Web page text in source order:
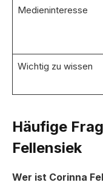
Medieninteresse
Wichtig zu wissen
Häufige
Fellensiek
Wer ist Corinna